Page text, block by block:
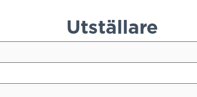
Utställare